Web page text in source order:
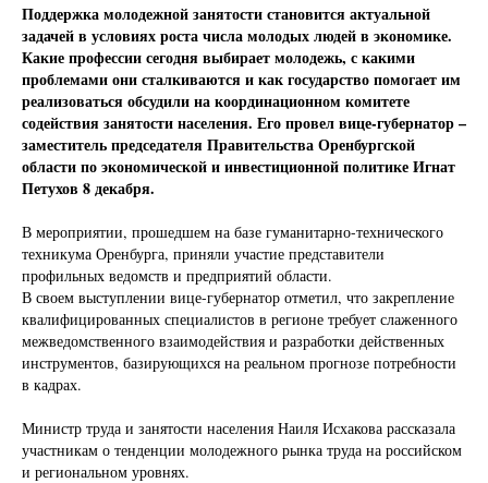
Поддержка молодежной занятости становится актуальной
задачей в условиях роста числа молодых людей в экономике.
Какие профессии сегодня выбирает молодежь, с какими
проблемами они сталкиваются и как государство помогает им
реализоваться обсудили на координационном комитете
содействия занятости населения. Его провел вице-губернатор –
заместитель председателя Правительства Оренбургской
области по экономической и инвестиционной политике Игнат
Петухов 8 декабря.
В мероприятии, прошедшем на базе гуманитарно-технического
техникума Оренбурга, приняли участие представители
профильных ведомств и предприятий области.
В своем выступлении вице-губернатор отметил, что закрепление
квалифицированных специалистов в регионе требует слаженного
межведомственного взаимодействия и разработки действенных
инструментов, базирующихся на реальном прогнозе потребности
в кадрах.
Министр труда и занятости населения Наиля Исхакова рассказала
участникам о тенденции молодежного рынка труда на российском
и региональном уровнях.